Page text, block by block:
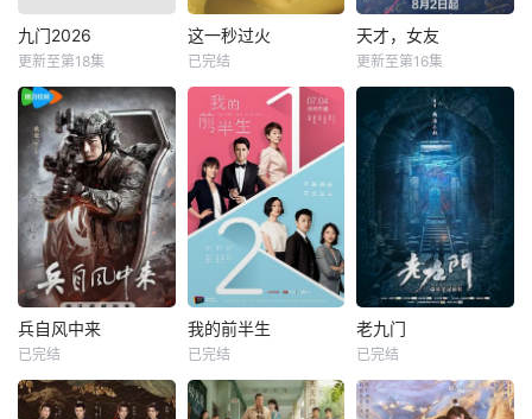
九门2026
更新至第18集
这一秒过火
已完结
天才，女友
更新至第16集
兵自风中来
已完结
我的前半生
已完结
老九门
已完结